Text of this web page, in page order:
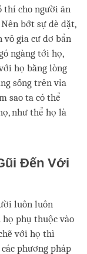
thí cho người ăn
bớt sự dè dặt,
vô gia cư dơ bẩn
ngàng tới họ,
họ bằng lòng
sống trên vỉa
sao ta có thể
như thể họ là
Đến Với
luôn luôn
phụ thuộc vào
với họ thì
phương pháp